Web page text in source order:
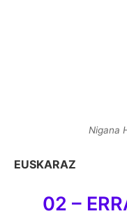
Nigana
EUSKARAZ
02 –